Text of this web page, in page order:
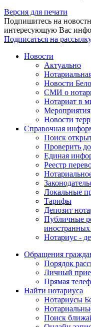
Версия для печати
Подпишитесь на
интересующую Вас
Подписаться на
Новости
Актуально
Новости
СМИ о
Нотариат в
Мероприятия
Новости
Справочная
Поиск
Проверить
Единая
Реестр
Локальные
Тарифы
Депозит
Публичные
иностранных
Нотариус -
Обращения
Порядок
Личный
Прямая
Найти нотариуса
Нотариусы
Поиск